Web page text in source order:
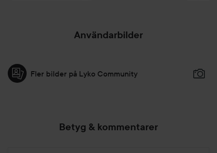
Användarbilder
Fler bilder på Lyko Community
Betyg & kommentarer